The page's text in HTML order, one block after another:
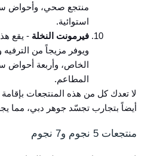
منتجع صحي، وأحواض
استوائية.
فيرمونت النخلة - يقع
ويوفر مزيجاً من
الخاص، وأربعة أحواض
المطاعم.
لا تعدك كل من هذه المنتجعات
أيضاً بتجارب تجسّد جوهر دبي، مما
منتجعات 5 نجوم و7 نجوم